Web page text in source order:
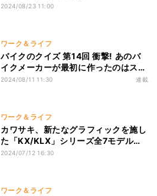
2024/08/23 11:00
ワーク＆ライフ
バイクのクイズ 第14回 衝撃! あのバ
イクメーカーが最初に作ったのはスク
ーターだった?
2024/08/11 11:30 連載
ワーク＆ライフ
カワサキ、新たなグラフィックを施し
た「KX/KLX」シリーズ全7モデルを
発売
2024/07/12 16:30
ワーク＆ライフ